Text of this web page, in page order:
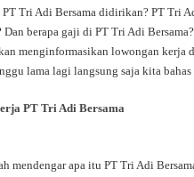
Tri Adi Bersama didirikan? PT Tri
Dan berapa gaji di PT Tri Adi
menginformasikan lowongan kerja
lama lagi langsung saja kita
PT Tri Adi Bersama
mendengar apa itu PT Tri Adi